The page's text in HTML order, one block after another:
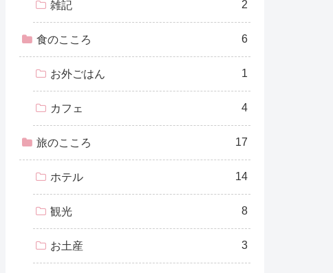
雑記 2
食のこころ 6
お外ごはん 1
カフェ 4
旅のこころ 17
ホテル 14
観光 8
お土産 3